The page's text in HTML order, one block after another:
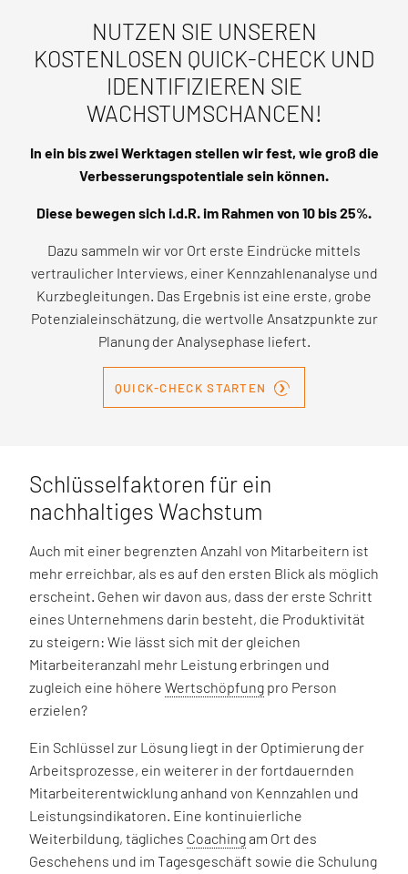
NUTZEN SIE UNSEREN
KOSTENLOSEN QUICK-CHECK UND
IDENTIFIZIEREN SIE
WACHSTUMSCHANCEN!
In ein bis zwei Werktagen stellen wir fest, wie groß die
Verbesserungspotentiale sein können.
Diese bewegen sich i.d.R. im Rahmen von 10 bis 25%.
Dazu sammeln wir vor Ort erste Eindrücke mittels
vertraulicher Interviews, einer Kennzahlenanalyse und
Kurzbegleitungen. Das Ergebnis ist eine erste, grobe
Potenzialeinschätzung, die wertvolle Ansatzpunkte zur
Planung der Analysephase liefert.
QUICK-CHECK STARTEN ›
Schlüsselfaktoren für ein
nachhaltiges Wachstum
Auch mit einer begrenzten Anzahl von Mitarbeitern ist
mehr erreichbar, als es auf den ersten Blick als möglich
erscheint. Gehen wir davon aus, dass der erste Schritt
eines Unternehmens darin besteht, die Produktivität
zu steigern: Wie lässt sich mit der gleichen
Mitarbeiteranzahl mehr Leistung erbringen und
zugleich eine höhere Wertschöpfung pro Person
erzielen?
Ein Schlüssel zur Lösung liegt in der Optimierung der
Arbeitsprozesse, ein weiterer in der fortdauernden
Mitarbeiterentwicklung anhand von Kennzahlen und
Leistungsindikatoren. Eine kontinuierliche
Weiterbildung, tägliches Coachingam Ort des
Geschehens und im Tagesgeschäft sowie die Schulung